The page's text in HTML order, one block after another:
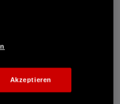
Akzeptieren